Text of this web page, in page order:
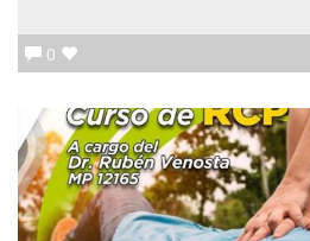
0